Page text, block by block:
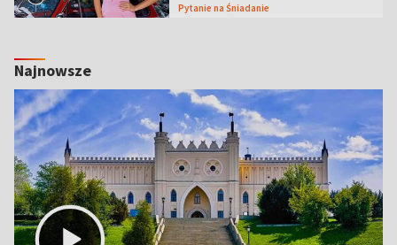
Pytanie na Śniadanie
Najnowsze